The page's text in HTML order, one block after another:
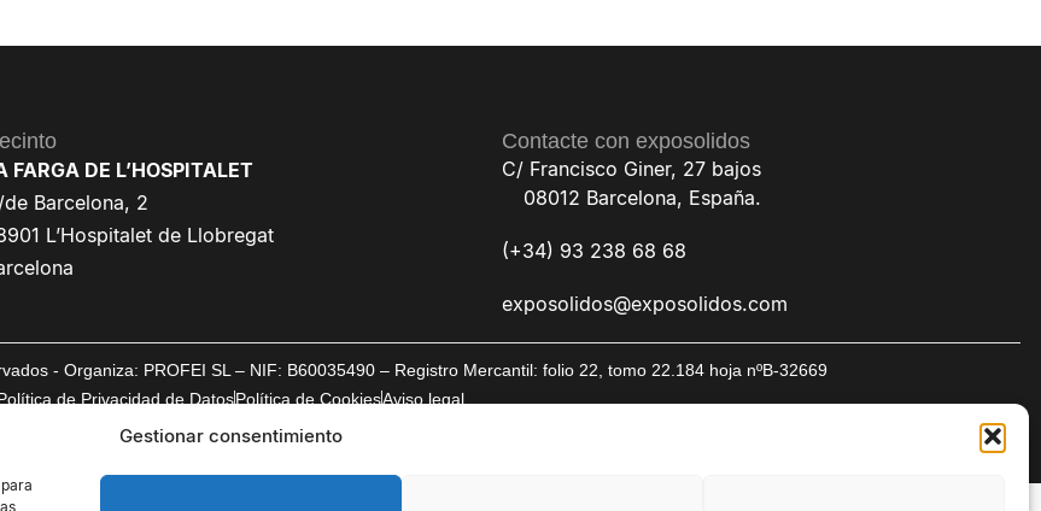
Gestionar consentimiento
FARGA DE L’HOSPITALET
de Barcelona, 2
L’Hospitalet de Llobregat
Contacte con exposolidos
C/ Francisco Giner, 27 bajos
08012 Barcelona, España.
(+34) 93 238 68 68
exposolidos@exposolidos.com
- Organiza: PROFEI SL – NIF: B60035490 – Registro Mercantil: folio 22, tomo 22.184 hoja nºB-32669
de Privacidad de DatosPolítica de CookiesAviso legal